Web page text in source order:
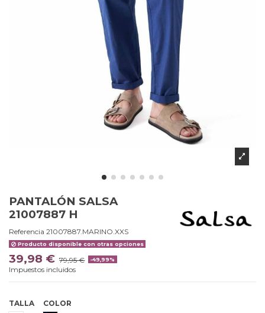
PANTALÓN SALSA
21007887 H
Referencia 21007887.MARINO.XXS
Producto disponible con otras opciones
39,98 € 79,95 € -49,99%
Impuestos incluidos
TALLA
COLOR